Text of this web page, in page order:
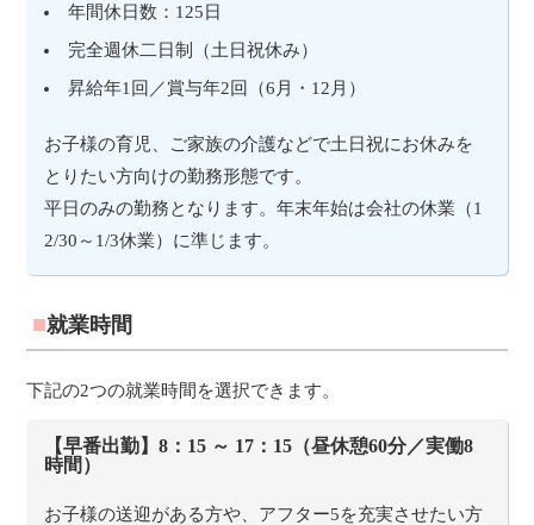
年間休日数：125日
完全週休二日制（土日祝休み）
昇給年1回／賞与年2回（6月・12月）
お子様の育児、ご家族の介護などで土日祝にお休みを
とりたい方向けの勤務形態です。
平日のみの勤務となります。年末年始は会社の休業（1
2/30～1/3休業）に準じます。
就業時間
下記の2つの就業時間を選択できます。
【早番出勤】8：15 ～ 17：15（昼休憩60分／実働8
時間）
お子様の送迎がある方や、アフター5を充実させたい方